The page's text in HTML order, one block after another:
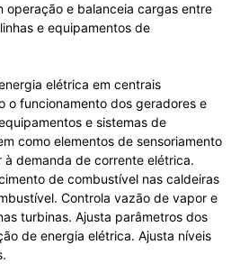
operação e balanceia cargas entre
e equipamentos de
elétrica em centrais
o funcionamento dos geradores e
e sistemas de
como elementos de sensoriamento
demanda de corrente elétrica.
de combustível nas caldeiras
Controla vazão de vapor e
turbinas. Ajusta parâmetros dos
de energia elétrica. Ajusta níveis